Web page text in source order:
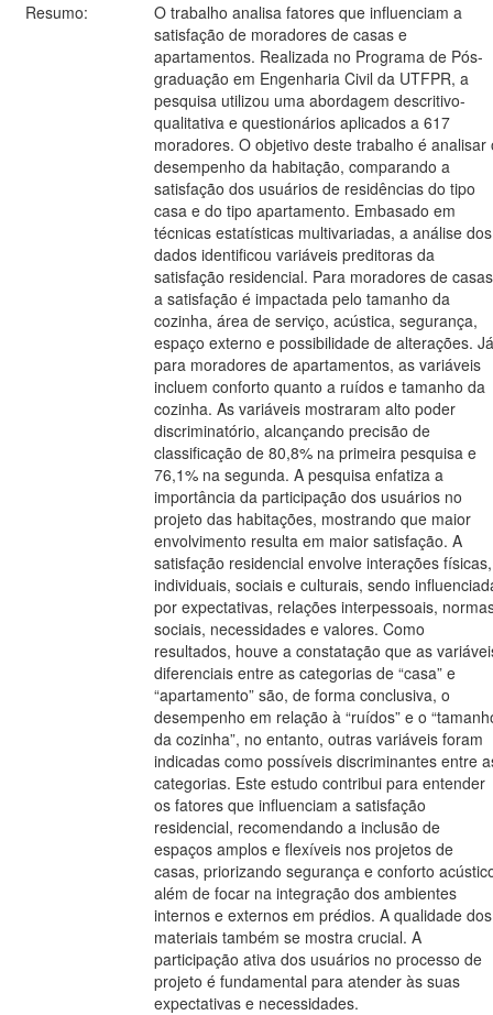
Resumo:
O trabalho analisa fatores que influenciam a
satisfação de moradores de casas e
apartamentos. Realizada no Programa de Pós-
graduação em Engenharia Civil da UTFPR, a
pesquisa utilizou uma abordagem descritivo-
qualitativa e questionários aplicados a 617
moradores. O objetivo deste trabalho é analisar
desempenho da habitação, comparando a
satisfação dos usuários de residências do tipo
casa e do tipo apartamento. Embasado em
técnicas estatísticas multivariadas, a análise dos
dados identificou variáveis preditoras da
satisfação residencial. Para moradores de
a satisfação é impactada pelo tamanho da
cozinha, área de serviço, acústica, segurança,
espaço externo e possibilidade de alterações. Já
para moradores de apartamentos, as variáveis
incluem conforto quanto a ruídos e tamanho da
cozinha. As variáveis mostraram alto poder
discriminatório, alcançando precisão de
classificação de 80,8% na primeira pesquisa e
76,1% na segunda. A pesquisa enfatiza a
importância da participação dos usuários no
projeto das habitações, mostrando que maior
envolvimento resulta em maior satisfação. A
satisfação residencial envolve interações físicas,
individuais, sociais e culturais, sendo
por expectativas, relações interpessoais,
sociais, necessidades e valores. Como
resultados, houve a constatação que as
diferenciais entre as categorias de “casa” e
“apartamento” são, de forma conclusiva, o
desempenho em relação à “ruídos” e o
da cozinha”, no entanto, outras variáveis foram
indicadas como possíveis discriminantes entre
categorias. Este estudo contribui para entender
os fatores que influenciam a satisfação
residencial, recomendando a inclusão de
espaços amplos e flexíveis nos projetos de
casas, priorizando segurança e conforto
além de focar na integração dos ambientes
internos e externos em prédios. A qualidade dos
materiais também se mostra crucial. A
participação ativa dos usuários no processo de
projeto é fundamental para atender às suas
expectativas e necessidades.